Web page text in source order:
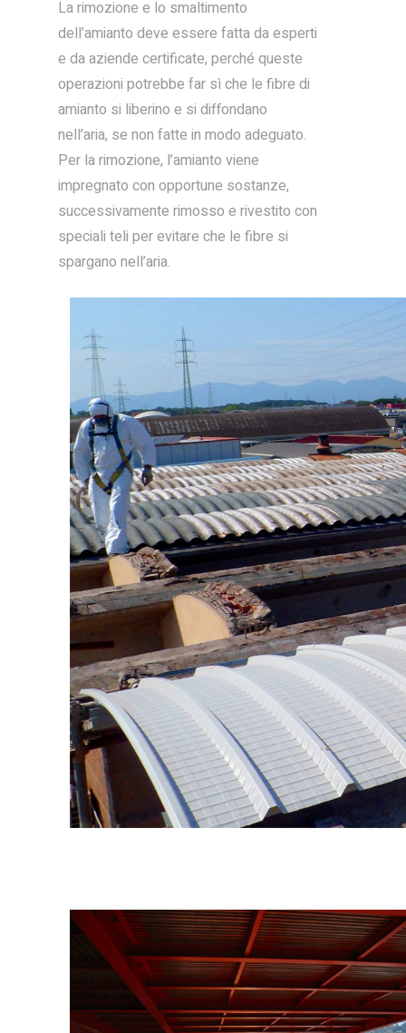
La rimozione e lo smaltimento
dell’amianto deve essere fatta da esperti
e da aziende certificate, perché queste
operazioni potrebbe far sì che le fibre di
amianto si liberino e si diffondano
nell’aria, se non fatte in modo adeguato.
Per la rimozione, l’amianto viene
impregnato con opportune sostanze,
successivamente rimosso e rivestito con
speciali teli per evitare che le fibre si
spargano nell’aria.